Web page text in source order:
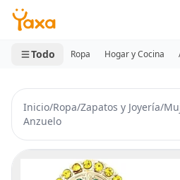
MINI CARRITO
0 productos
Todo Ropa Hogar y Cocina
Inicio/Ropa/Zapatos y Joyería/
Anzuelo